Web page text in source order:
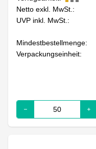
Netto exkl. MwSt.:
UVP inkl. MwSt.:
Mindestbestellmenge:
Verpackungseinheit: